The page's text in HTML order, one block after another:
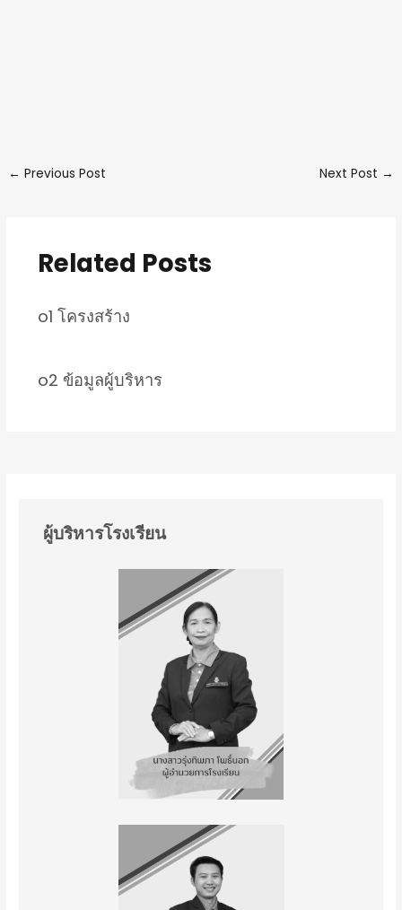
← Previous Post Next Post →
Related Posts
o1 โครงสร้าง
o2 ข้อมูลผู้บริหาร
ผู้บริหารโรงเรียน